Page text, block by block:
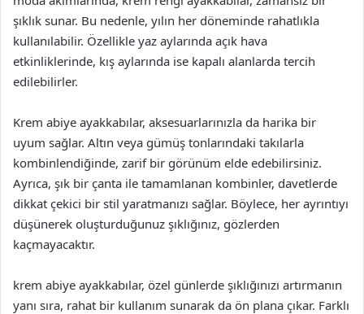
şıklık sunar. Bu nedenle, yılın her döneminde rahatlıkla
kullanılabilir. Özellikle yaz aylarında açık hava
etkinliklerinde, kış aylarında ise kapalı alanlarda tercih
edilebilirler.
Krem abiye ayakkabılar, aksesuarlarınızla da harika bir
uyum sağlar. Altın veya gümüş tonlarındaki takılarla
kombinlendiğinde, zarif bir görünüm elde edebilirsiniz.
Ayrıca, şık bir çanta ile tamamlanan kombinler, davetlerde
dikkat çekici bir stil yaratmanızı sağlar. Böylece, her ayrıntıyı
düşünerek oluşturduğunuz şıklığınız, gözlerden
kaçmayacaktır.
krem abiye ayakkabılar, özel günlerde şıklığınızı artırmanın
yanı sıra, rahat bir kullanım sunarak da ön plana çıkar. Farklı